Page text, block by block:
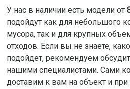
У нас в наличии есть модели от
подойдут как для небольшого
мусора, так и для крупных
отходов. Если вы не знаете,
подойдет, рекомендуем
нашими специалистами. Сами
доставим к вам на объект и